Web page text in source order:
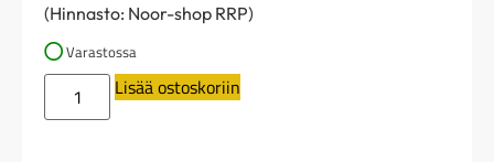
(Hinnasto: Noor-shop RRP)
Varastossa
Lisää ostoskoriin